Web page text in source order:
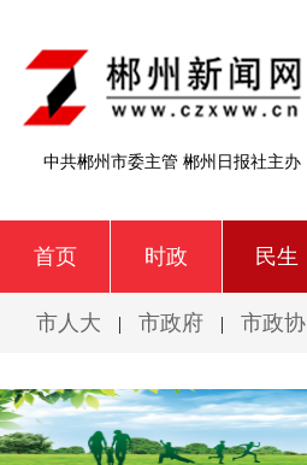
中共郴州市委主管 郴州日报社主办
首页 时政 民生
市人大 | 市政府 | 市政协